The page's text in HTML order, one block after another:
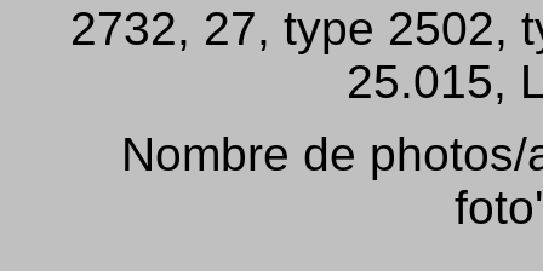
2732, 27, type 2502,
25.015,
Nombre de